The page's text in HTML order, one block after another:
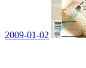
2009-01-02